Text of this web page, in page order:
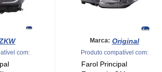
a
Farol Principal
Esquerdo GM
Tracker 2021 a